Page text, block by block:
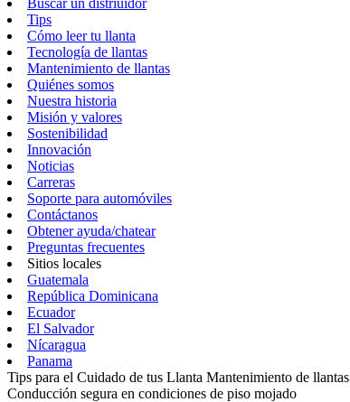
Buscar un distriuidor
Tips
Cómo leer tu llanta
Tecnología de llantas
Mantenimiento de llantas
Quiénes somos
Nuestra historia
Misión y valores
Sostenibilidad
Innovación
Noticias
Carreras
Soporte para automóviles
Contáctanos
Obtener ayuda/chatear
Preguntas frecuentes
Sitios locales
Guatemala
República Dominicana
Ecuador
El Salvador
Nícaragua
Panama
Tips para el Cuidado de tus Llanta Mantenimiento de llantas
Conducción segura en condiciones de piso mojado